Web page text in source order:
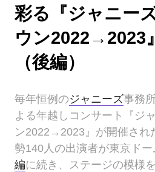
彩る『ジャニー
ウン2022→2023
（後編）
毎年恒例のジャニーズ事務
よる年越しコンサート『ジ
ン2022→2023』が開催され
勢140人の出演者が東京ド
編に続き、ステージの模様